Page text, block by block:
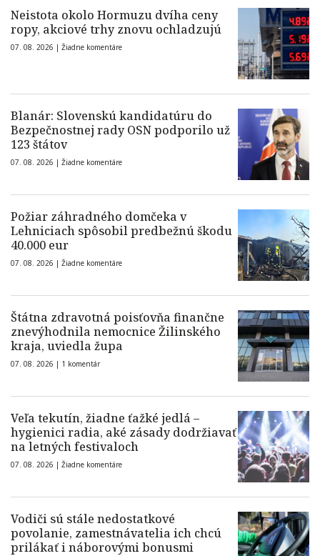
Neistota okolo Hormuzu dvíha ceny
ropy, akciové trhy znovu ochladzujú
07. 08. 2026 | Žiadne komentáre
Blanár: Slovenskú kandidatúru do
Bezpečnostnej rady OSN podporilo už
123 štátov
07. 08. 2026 | Žiadne komentáre
Požiar záhradného domčeka v
Lehniciach spôsobil predbežnú škodu
40.000 eur
07. 08. 2026 | Žiadne komentáre
Štátna zdravotná poisťovňa finančne
znevýhodnila nemocnice Žilinského
kraja, uviedla župa
07. 08. 2026 | 1 komentár
Veľa tekutín, žiadne ťažké jedlá –
hygienici radia, aké zásady dodržiavať
na letných festivaloch
07. 08. 2026 | Žiadne komentáre
Vodiči sú stále nedostatkové
povolanie, zamestnávatelia ich chcú
prilákať i náborovými bonusmi